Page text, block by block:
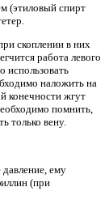
(этиловый спирт
скоплении в них
работа левого
использовать
наложить на
конечности жгут
помнить,
только вену.
давление, ему
(при